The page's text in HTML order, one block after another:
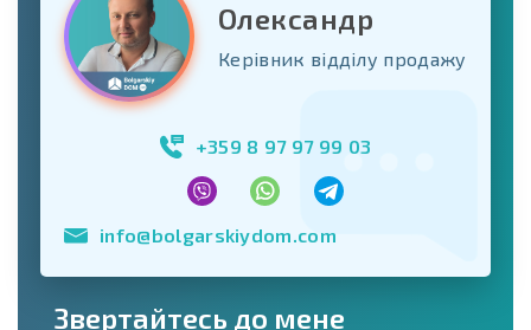
Олександр
Керівник відділу продажу
+359 8 97 97 99 03
info@bolgarskiydom.com
Звертайтесь до мене